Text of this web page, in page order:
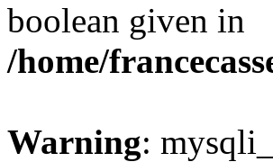
boolean given in
/home/
Warning: